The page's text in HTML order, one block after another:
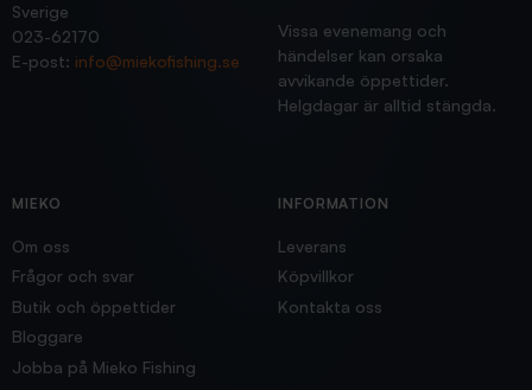
Sverige
023-62170
E-post: info@miekofishing.se
Vissa evenemang och
händelser kan orsaka
avvikande öppettider.
Helgdagar är alltid stängda.
MIEKO
Om oss
Frågor och svar
Butik och öppettider
Bloggare
Jobba på Mieko Fishing
INFORMATION
Leverans
Köpvillkor
Kontakta oss